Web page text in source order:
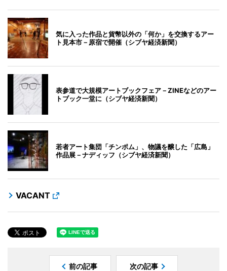
気に入った作品と貨幣以外の「何か」を交換するアー
ト見本市－原宿で開催（シブヤ経済新聞）
表参道で大規模アートブックフェア－ZINEなどのアー
トブック一堂に（シブヤ経済新聞）
若者アート集団「チンポム」、物議を醸した「広島」
作品展－ナディッフ（シブヤ経済新聞）
VACANT
前の記事 次の記事